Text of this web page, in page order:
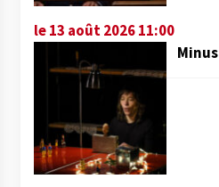
le 13 août 2026 11:00
Minus